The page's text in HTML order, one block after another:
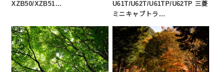
XZB50/XZB51…
U61T/U62T/U61TP/U62TP 三菱
ミニキャブトラ…